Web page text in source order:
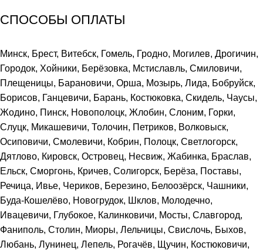
СПОСОБЫ ОПЛАТЫ
Минск, Брест, Витебск, Гомель, Гродно, Могилев, Дрогичин,
Городок, Хойники, Берёзовка, Мстиславль, Смиловичи,
Плещеницы, Барановичи, Орша, Мозырь, Лида, Бобруйск,
Борисов, Ганцевичи, Барань, Костюковка, Скидель, Чаусы,
Жодино, Пинск, Новополоцк, Жлобин, Слоним, Горки,
Слуцк, Микашевичи, Толочин, Петриков, Волковыск,
Осиповичи, Смолевичи, Кобрин, Полоцк, Светлогорск,
Дятлово, Кировск, Островец, Несвиж, Жабинка, Браслав,
Ельск, Сморгонь, Кричев, Солигорск, Берёза, Поставы,
Речица, Ивье, Чериков, Березино, Белоозёрск, Чашники,
Буда-Кошелёво, Новогрудок, Шклов, Молодечно,
Ивацевичи, Глубокое, Калинковичи, Мосты, Славгород,
Фаниполь, Столин, Миоры, Лельчицы, Свислочь, Быхов,
Любань, Лунинец, Лепель, Рогачёв, Щучин, Костюковичи,